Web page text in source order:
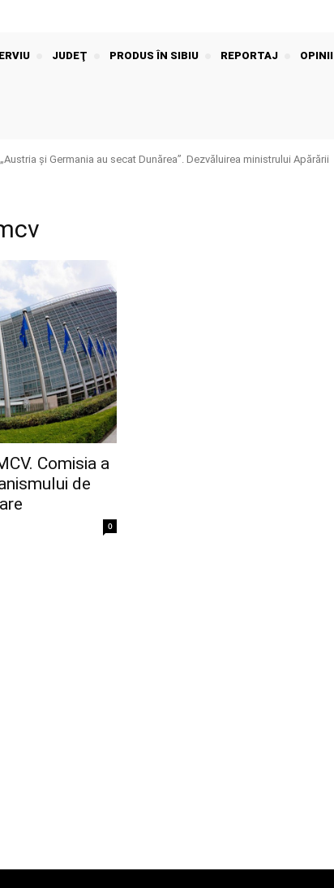
JUDEŢ PRODUS ÎN SIBIU REPORTAJ OPINII
și Germania au secat Dunărea”. Dezvăluirea ministrului Apărării
Comisia a
de
0